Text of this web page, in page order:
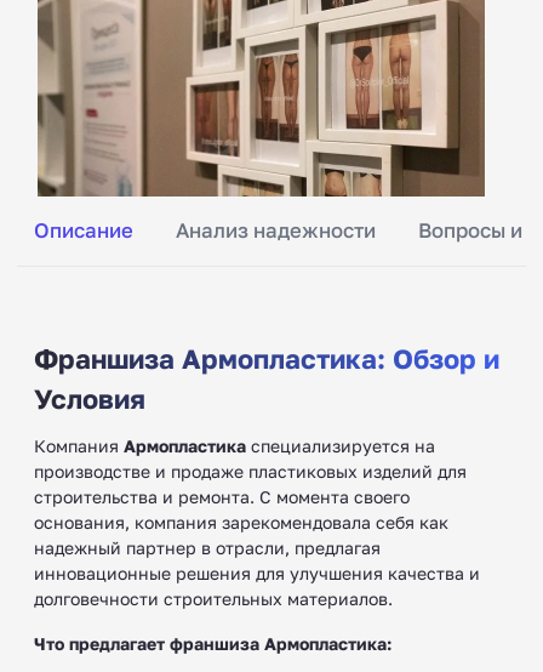
Описание Анализ надежности Вопросы и
Франшиза Армопластика: Обзор и
Условия
Компания Армопластика специализируется на
производстве и продаже пластиковых изделий для
строительства и ремонта. С момента своего
основания, компания зарекомендовала себя как
надежный партнер в отрасли, предлагая
инновационные решения для улучшения качества и
долговечности строительных материалов.
Что предлагает франшиза Армопластика: